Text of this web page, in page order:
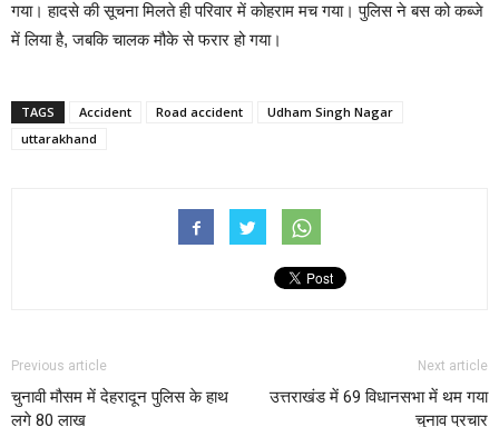
गया। हादसे की सूचना मिलते ही परिवार में कोहराम मच गया। पुलिस ने बस को कब्जे
में लिया है, जबकि चालक मौके से फरार हो गया।
TAGS Accident Road accident
Udham Singh Nagar
uttarakhand
Previous article
चुनावी मौसम में देहरादून पुलिस के हाथ
लगे 80 लाख
Next article
उत्तराखंड में 69 विधानसभा में थम गया
चुनाव प्रचार